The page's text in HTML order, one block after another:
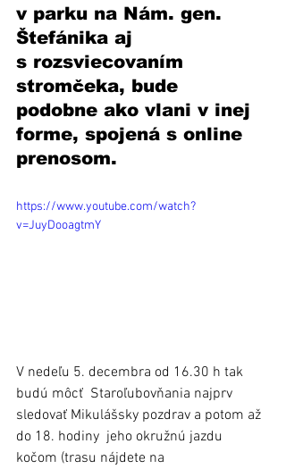
v parku na Nám. gen.
Štefánika aj
s rozsviecovaním
stromčeka, bude
podobne ako vlani v inej
forme, spojená s online
prenosom.
https://www.youtube.com/watch?
v=JuyDooagtmY
V nedeľu 5. decembra od 16.30 h tak
budú môcť  Staroľubovňania najprv
sledovať Mikulášsky pozdrav a potom až
do 18. hodiny  jeho okružnú jazdu
kočom (trasu nájdete na